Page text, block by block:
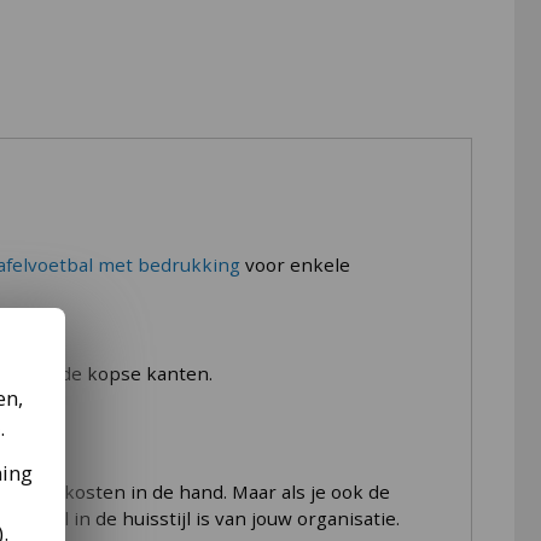
Garlando tafel bij Van Ee? Dan kunnen we
willen we je helpen om de tafel naar de
en kartonnen verpakkingsmateriaal
met bedrukking voor enkele
aan de kopse kanten.
de kosten in de hand. Maar als je ook de
in de huisstijl is van jouw organisatie.